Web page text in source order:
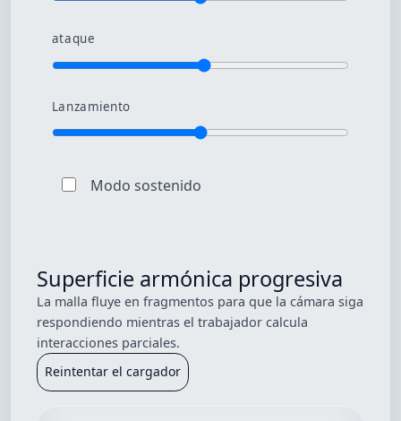
ataque
Lanzamiento
Modo sostenido
Superficie armónica progresiva
La malla fluye en fragmentos para que la cámara siga
respondiendo mientras el trabajador calcula
interacciones parciales.
Reintentar el cargador